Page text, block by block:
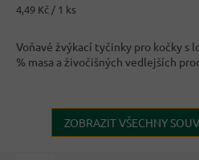
4,4
5
hvězdiček.
Měrná
4,49 Kč / 1 ks
Voňavé žvýkací tyčinky pro kočky s
% masa a živočišných vedlejších
ZOBRAZIT VŠECHNY